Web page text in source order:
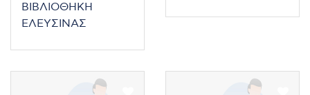
ΒΙΒΛΙΟΘΗΚΗ
ΕΛΕΥΣΙΝΑΣ